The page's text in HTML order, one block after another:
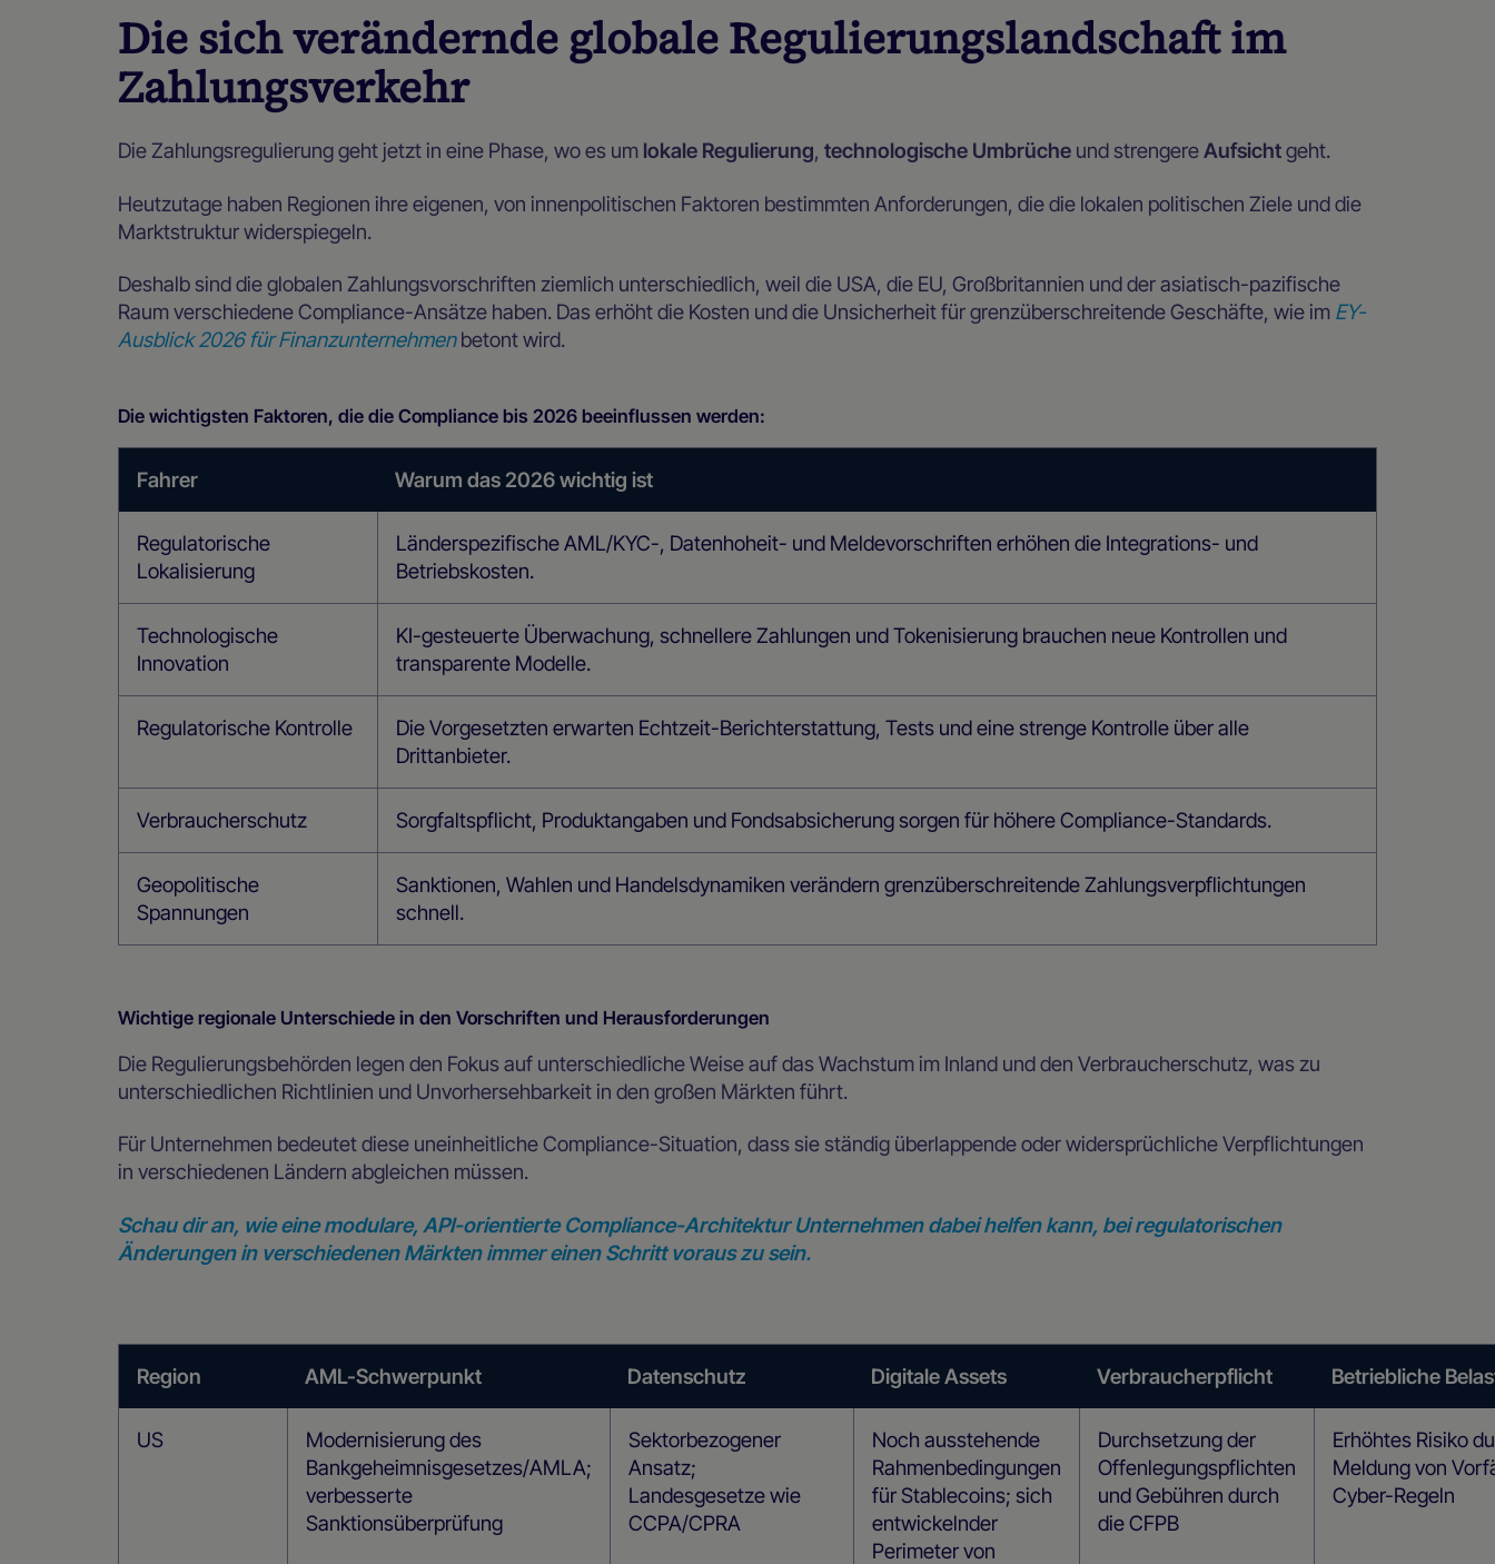
Die sich verändernde globale Regulierungslandschaft im
Zahlungsverkehr
Die Zahlungsregulierung geht jetzt in eine Phase, wo es um lokale Regulierung, technologische Umbrücheund strengereAufsichtgeht.
Heutzutage haben Regionen ihre eigenen, von innenpolitischen Faktoren bestimmten Anforderungen, die die lokalen politischen Ziele und die
Marktstruktur widerspiegeln.
Deshalb sind die globalen Zahlungsvorschriften ziemlich unterschiedlich, weil die USA, die EU, Großbritannien und der asiatisch-pazifische
Raum verschiedene Compliance-Ansätze haben. Das erhöht die Kosten und die Unsicherheit für grenzüberschreitende Geschäfte, wie im EY-
Ausblick 2026 für Finanzunternehmenbetont wird.
Die wichtigsten Faktoren, die die Compliance bis 2026 beeinflussen werden:
Fahrer Warum das 2026 wichtig ist
Regulatorische
Lokalisierung
Länderspezifische AML/KYC-, Datenhoheit- und Meldevorschriften erhöhen die Integrations- und
Betriebskosten.
Technologische
Innovation
KI-gesteuerte Überwachung, schnellere Zahlungen und Tokenisierung brauchen neue Kontrollen und
transparente Modelle.
Regulatorische Kontrolle
Die Vorgesetzten erwarten Echtzeit-Berichterstattung, Tests und eine strenge Kontrolle über alle
Drittanbieter.
Verbraucherschutz Sorgfaltspflicht, Produktangaben und Fondsabsicherung sorgen für höhere Compliance-Standards.
Geopolitische
Spannungen
Sanktionen, Wahlen und Handelsdynamiken verändern grenzüberschreitende Zahlungsverpflichtungen
schnell.
Wichtige regionale Unterschiede in den Vorschriften und Herausforderungen
Die Regulierungsbehörden legen den Fokus auf unterschiedliche Weise auf das Wachstum im Inland und den Verbraucherschutz, was zu
unterschiedlichen Richtlinien und Unvorhersehbarkeit in den großen Märkten führt.
Für Unternehmen bedeutet diese uneinheitliche Compliance-Situation, dass sie ständig überlappende oder widersprüchliche Verpflichtungen
in verschiedenen Ländern abgleichen müssen.
Schau dir an, wie eine modulare, API-orientierte Compliance-Architektur Unternehmen dabei helfen kann, bei regulatorischen
Änderungen in verschiedenen Märkten immer einen Schritt voraus zu sein.
Region AML-Schwerpunkt Datenschutz Digitale Assets Verbraucherpflicht Betriebliche
US
Modernisierung des
Bankgeheimnisgesetzes/AMLA;
verbesserte
Sanktionsüberprüfung
Sektorbezogener
Ansatz;
Landesgesetze wie
CCPA/CPRA
Noch ausstehende
Rahmenbedingungen
für Stablecoins; sich
entwickelnder
Perimeter von
Durchsetzung der
Offenlegungspflichten
und Gebühren durch
die CFPB
Erhöhtes Risiko
Meldung von
Cyber-Regeln